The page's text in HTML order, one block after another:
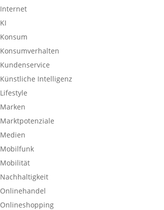
Internet
KI
Konsum
Konsumverhalten
Kundenservice
Künstliche Intelligenz
Lifestyle
Marken
Marktpotenziale
Medien
Mobilfunk
Mobilität
Nachhaltigkeit
Onlinehandel
Onlineshopping